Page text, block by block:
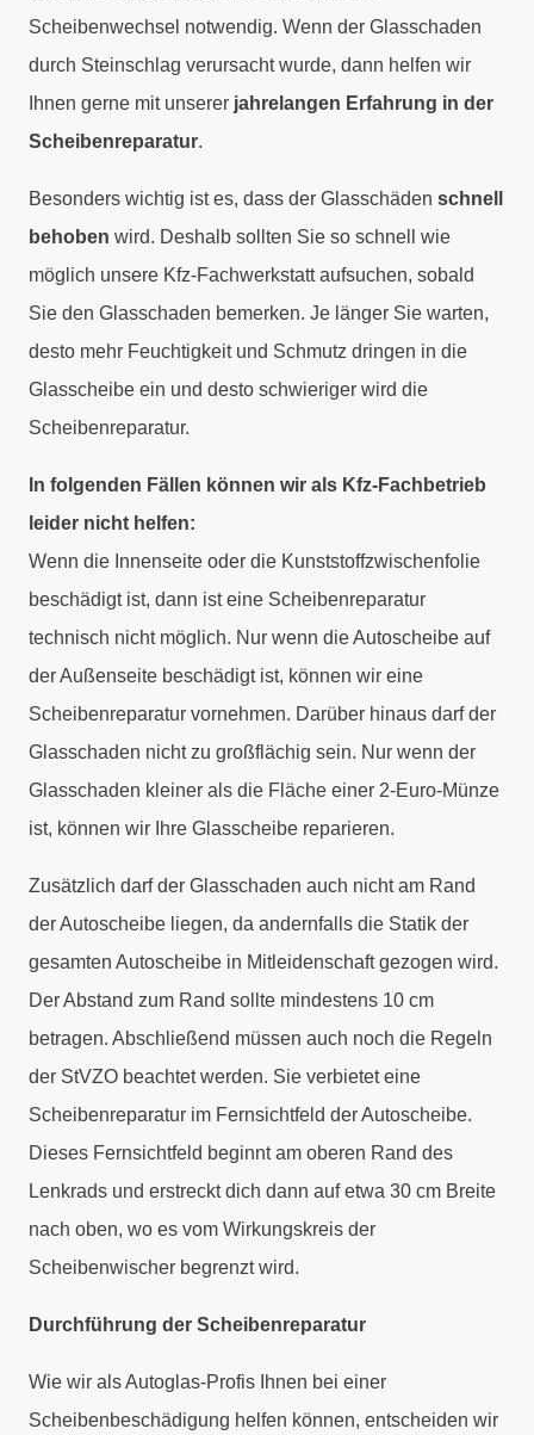
Scheibenwechsel notwendig. Wenn der Glasschaden
durch Steinschlag verursacht wurde, dann helfen wir
Ihnen gerne mit unserer jahrelangen Erfahrung in der
Scheibenreparatur.
Besonders wichtig ist es, dass der Glasschäden schnell
behoben wird. Deshalb sollten Sie so schnell wie
möglich unsere Kfz-Fachwerkstatt aufsuchen, sobald
Sie den Glasschaden bemerken. Je länger Sie warten,
desto mehr Feuchtigkeit und Schmutz dringen in die
Glasscheibe ein und desto schwieriger wird die
Scheibenreparatur.
In folgenden Fällen können wir als Kfz-Fachbetrieb
leider nicht helfen:
Wenn die Innenseite oder die Kunststoffzwischenfolie
beschädigt ist, dann ist eine Scheibenreparatur
technisch nicht möglich. Nur wenn die Autoscheibe auf
der Außenseite beschädigt ist, können wir eine
Scheibenreparatur vornehmen. Darüber hinaus darf der
Glasschaden nicht zu großflächig sein. Nur wenn der
Glasschaden kleiner als die Fläche einer 2-Euro-Münze
ist, können wir Ihre Glasscheibe reparieren.
Zusätzlich darf der Glasschaden auch nicht am Rand
der Autoscheibe liegen, da andernfalls die Statik der
gesamten Autoscheibe in Mitleidenschaft gezogen wird.
Der Abstand zum Rand sollte mindestens 10 cm
betragen. Abschließend müssen auch noch die Regeln
der StVZO beachtet werden. Sie verbietet eine
Scheibenreparatur im Fernsichtfeld der Autoscheibe.
Dieses Fernsichtfeld beginnt am oberen Rand des
Lenkrads und erstreckt dich dann auf etwa 30 cm Breite
nach oben, wo es vom Wirkungskreis der
Scheibenwischer begrenzt wird.
Durchführung der Scheibenreparatur
Wie wir als Autoglas-Profis Ihnen bei einer
Scheibenbeschädigung helfen können, entscheiden wir